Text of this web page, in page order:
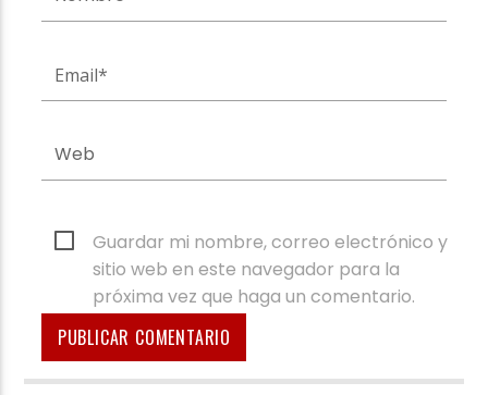
Guardar mi nombre, correo electrónico y
sitio web en este navegador para la
próxima vez que haga un comentario.